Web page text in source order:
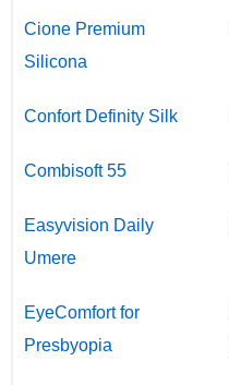
Cione Premium
Silicona
Confort Definity Silk
Combisoft 55
Easyvision Daily
Umere
EyeComfort for
Presbyopia